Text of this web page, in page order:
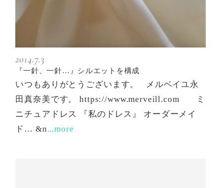
2014.7.3
『一針、一針…』シルエットを構成
いつもありがとうございます。 メルベイユ永
田真奈美です。 https://www.merveill.com ミ
ニチュアドレス 『私のドレス』 オーダーメイ
ド… &n...more